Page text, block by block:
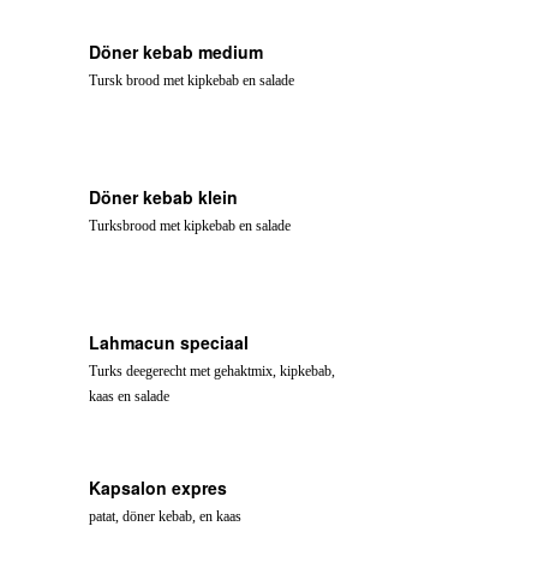
Döner kebab medium
Tursk brood met kipkebab en salade
Döner kebab klein
Turksbrood met kipkebab en salade
Lahmacun speciaal
Turks deegerecht met gehaktmix, kipkebab,
kaas en salade
Kapsalon expres
patat, döner kebab, en kaas